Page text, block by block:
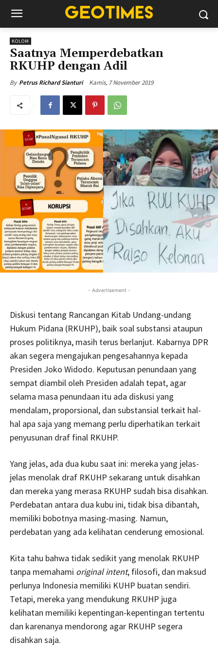
KOLOM
Saatnya Memperdebatkan
RKUHP dengan Adil
By Petrus Richard Sianturi Kamis, 7 November 2019
- Advertisement -
Diskusi tentang Rancangan Kitab Undang-undang
Hukum Pidana (RKUHP), baik soal substansi ataupun
proses politiknya, masih terus berlanjut. Kabarnya DPR
akan segera mengajukan pengesahannya kepada
Presiden Joko Widodo. Keputusan penundaan yang
sempat diambil oleh Presiden adalah tepat, agar
selama masa penundaan itu ada diskusi yang
mendalam, proporsional, dan substansial terkait hal-
hal apa saja yang memang perlu diperhatikan terkait
penyusunan draf final RKUHP.
Yang jelas, ada dua kubu saat ini: mereka yang jelas-
jelas menolak draf RKUHP sekarang untuk disahkan
dan mereka yang merasa RKUHP sudah bisa disahkan.
Perdebatan antara dua kubu ini, tidak bisa dibantah,
memiliki bobotnya masing-masing. Namun,
perdebatan yang ada kelihatan cenderung emosional.
Kita tahu bahwa tidak sedikit yang menolak RKUHP
tanpa memahami original intent, filosofi, dan maksud
perlunya Indonesia memiliki KUHP buatan sendiri.
Tetapi, mereka yang mendukung RKUHP juga
kelihatan memiliki kepentingan-kepentingan tertentu
dan karenanya mendorong agar RKUHP segera
disahkan saja.